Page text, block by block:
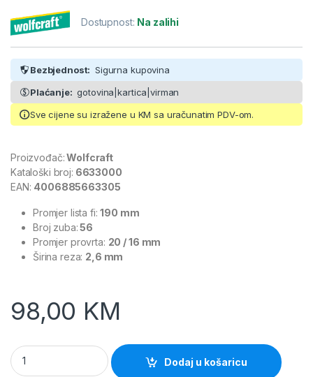
Dostupnost: Na zalihi
Bezbjednost: Sigurna kupovina
Plaćanje: gotovina|kartica|virman
Sve cijene su izražene u KM sa uračunatim PDV-om.
Proizvođač:Wolfcraft
Kataloški broj: 6633000
EAN: 4006885663305
Promjer lista fi:190 mm
Broj zuba:56
Promjer provrta: 20 / 16 mm
Širina reza: 2,6 mm
98,00 KM
Dodaj u košaricu